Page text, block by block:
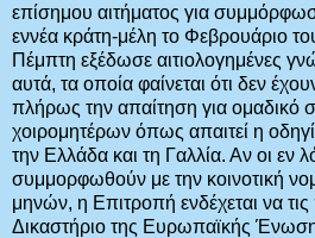
επίσημου αιτήματος για
εννέα κράτη-μέλη το Φεβρουάριο
Πέμπτη εξέδωσε αιτιολογημένες
αυτά, τα οποία φαίνεται ότι δεν
πλήρως την απαίτηση για ομαδικό
χοιρομητέρων όπως απαιτεί η
την Ελλάδα και τη Γαλλία. Αν οι εν
συμμορφωθούν με την κοινοτική
μηνών, η Επιτροπή ενδέχεται να
Δικαστήριο της Ευρωπαϊκής